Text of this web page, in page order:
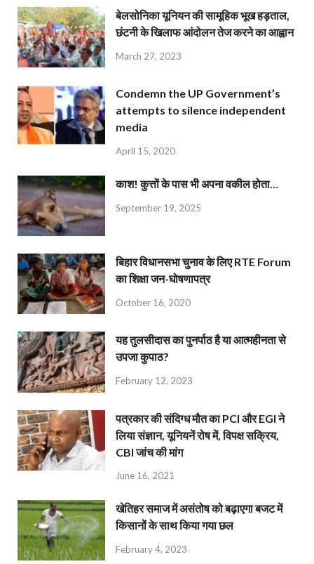
बेलसोनिका यूनियन की सामूहिक भूख हड़ताल,
छंटनी के खिलाफ आंदोलन तेज करने का आह्वान
March 27, 2023
Condemn the UP Government’s
attempts to silence independent
media
April 15, 2020
काश! कुत्तों के पास भी अपना वकील होता…
September 19, 2025
बिहार विधानसभा चुनाव के लिए RTE Forum
का शिक्षा जन-घोषणापत्र
October 16, 2020
यह तुलसीदास का पुनर्पाठ है या आत्महीनता से
उपजा कुपाठ?
February 12, 2023
पत्रकार की संदिग्ध मौत का PCI और EGI ने
लिया संज्ञान, यूनियनें रोष में, विपक्ष सक्रिय,
CBI जांच की मांग
June 16, 2021
खेतिहर समाज में असंतोष को बढ़ाएगा बजट में
किसानों के साथ किया गया छल
February 4, 2023